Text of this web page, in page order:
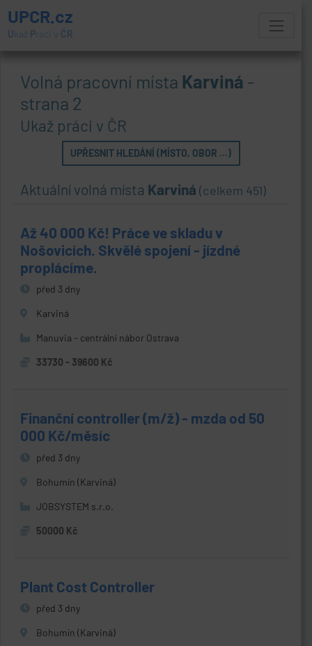
UPCR.cz
U kaž Práci v ČR
Volná pracovní místa Karviná -
strana 2
Ukaž práci v ČR
UPŘESNIT HLEDÁNÍ (MÍSTO, OBOR ...)
Aktuální volná místa Karviná (celkem 451)
Až 40 000 Kč! Práce ve skladu v
Nošovicích. Skvělé spojení - jízdné
proplácíme.
před 3 dny
Karviná
Manuvia - centrální nábor Ostrava
33730 - 39600 Kč
Finanční controller (m/ž) - mzda od 50
000 Kč/měsíc
před 3 dny
Bohumín (Karviná)
JOBSYSTEM s.r.o.
50000 Kč
Plant Cost Controller
před 3 dny
Bohumín (Karviná)